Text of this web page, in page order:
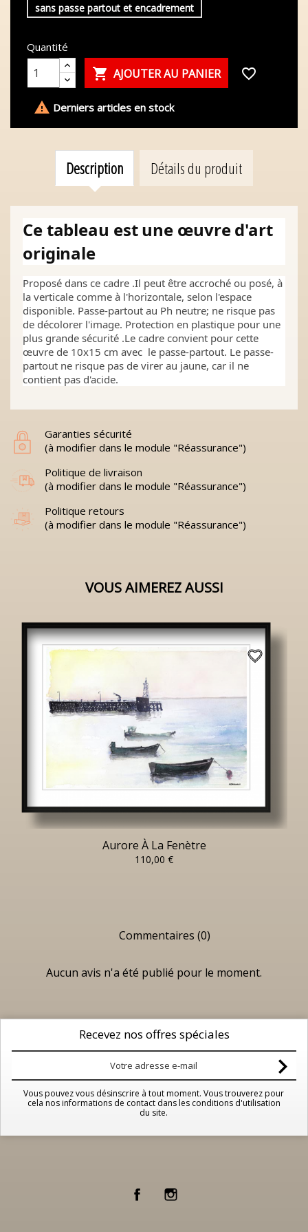
sans passe partout et encadrement
Quantité
 AJOUTER AU PANIER favorite_border
 Derniers articles en stock
Description Détails du produit
Ce tableau est une œuvre d'art
originale
Proposé dans ce cadre .Il peut être accroché ou posé, à
la verticale comme à l'horizontale, selon l'espace
disponible. Passe-partout au Ph neutre; ne risque pas
de décolorer l'image. Protection en plastique pour une
plus grande sécurité .Le cadre convient pour cette
œuvre de 10x15 cm avec le passe-partout. Le passe-
partout ne risque pas de virer au jaune, car il ne
contient pas d'acide.
Garanties sécurité
(à modifier dans le module "Réassurance")
Politique de livraison
(à modifier dans le module "Réassurance")
Politique retours
(à modifier dans le module "Réassurance")
VOUS AIMEREZ AUSSI
Aurore À La Fenètre
110,00 €
favorite_border
Commentaires (0)
Aucun avis n'a été publié pour le moment.
Recevez nos offres spéciales
Vous pouvez vous désinscrire à tout moment. Vous trouverez pour
cela nos informations de contact dans les conditions d'utilisation
du site.
FacebookInstagram